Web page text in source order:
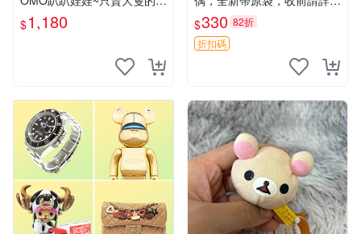
號~單隻價～生日禮物
$1,180
收物須知。非偏遠地區同城可
取。 膽大黨 Q版 陳冠希 妙Q
玩偶
$330 82折
折扣碼